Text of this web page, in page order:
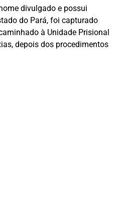
divulgado e possui
do Pará, foi capturado
à Unidade Prisional
depois dos procedimentos